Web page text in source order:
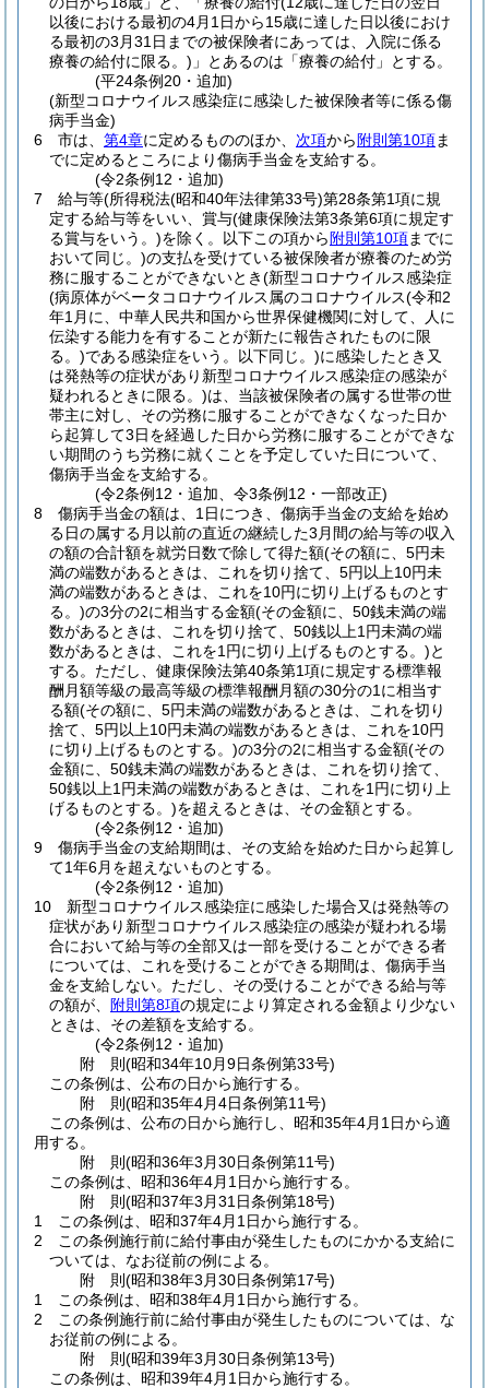
以後における最初の4月1日から15歳に達した日以後におけ
る最初の3月31日までの被保険者にあっては、入院に係る
療養の給付に限る。) 」とあるのは「療養の給付」とする。
(平24条例20・追加)
(新型コロナウイルス感染症に感染した被保険者等に係る傷
病手当金)
6
市は、 第4章に定めるもののほか、 次項から 附則第10項ま
でに定めるところにより傷病手当金を支給する。
(令2条例12・追加)
7
給与等(所得税法(昭和40年法律第33号)第28条第1項に規
定する給与等をいい、賞与(健康保険法第3条第6項に規定す
る賞与をいう。)を除く。以下この項から 附則第10項までに
おいて同じ。)の支払を受けている被保険者が療養のため労
務に服することができないとき(新型コロナウイルス感染症
(病原体がベータコロナウイルス属のコロナウイルス(令和2
年1月に、中華人民共和国から世界保健機関に対して、人に
伝染する能力を有することが新たに報告されたものに限
る。)である感染症をいう。以下同じ。)に感染したとき又
は発熱等の症状があり新型コロナウイルス感染症の感染が
疑われるときに限る。)は、当該被保険者の属する世帯の世
帯主に対し、その労務に服することができなくなった日か
ら起算して3日を経過した日から労務に服することができな
い期間のうち労務に就くことを予定していた日について、
傷病手当金を支給する。
(令2条例12・追加、令3条例12・一部改正)
8
傷病手当金の額は、1日につき、傷病手当金の支給を始め
る日の属する月以前の直近の継続した3月間の給与等の収入
の額の合計額を就労日数で除して得た額(その額に、5円未
満の端数があるときは、これを切り捨て、5円以上10円未
満の端数があるときは、これを10円に切り上げるものとす
る。)の3分の2に相当する金額(その金額に、50銭未満の端
数があるときは、これを切り捨て、50銭以上1円未満の端
数があるときは、これを1円に切り上げるものとする。)と
する。 ただし、健康保険法第40条第1項に規定する標準報
酬月額等級の最高等級の標準報酬月額の30分の1に相当す
る額(その額に、5円未満の端数があるときは、これを切り
捨て、5円以上10円未満の端数があるときは、これを10円
に切り上げるものとする。)の3分の2に相当する金額(その
金額に、50銭未満の端数があるときは、これを切り捨て、
50銭以上1円未満の端数があるときは、これを1円に切り上
げるものとする。)を超えるときは、その金額とする。
(令2条例12・追加)
9
傷病手当金の支給期間は、その支給を始めた日から起算し
て1年6月を超えないものとする。
(令2条例12・追加)
10
新型コロナウイルス感染症に感染した場合又は発熱等の
症状があり新型コロナウイルス感染症の感染が疑われる場
合において給与等の全部又は一部を受けることができる者
については、これを受けることができる期間は、傷病手当
金を支給しない。 ただし、その受けることができる給与等
の額が、
附則第8項の規定により算定される金額より少ない
ときは、その差額を支給する。
(令2条例12・追加)
附 則(昭和34年10月9日条例第33号)
この条例は、公布の日から施行する。
附 則(昭和35年4月4日条例第11号)
この条例は、公布の日から施行し、昭和35年4月1日から適
用する。
附 則(昭和36年3月30日条例第11号)
この条例は、昭和36年4月1日から施行する。
附 則(昭和37年3月31日条例第18号)
1
この条例は、昭和37年4月1日から施行する。
2
この条例施行前に給付事由が発生したものにかかる支給に
ついては、なお従前の例による。
附 則(昭和38年3月30日条例第17号)
1
この条例は、昭和38年4月1日から施行する。
2
この条例施行前に給付事由が発生したものについては、な
お従前の例による。
附 則(昭和39年3月30日条例第13号)
この条例は、昭和39年4月1日から施行する。